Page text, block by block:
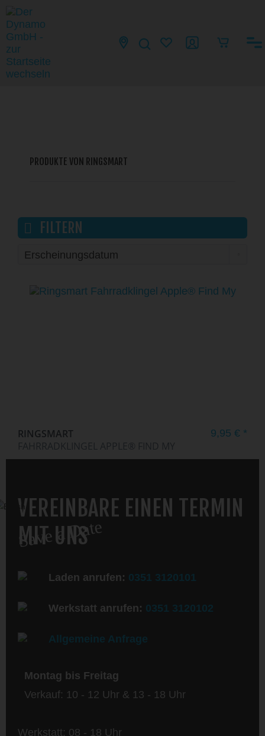
PRODUKTE VON RINGSMART
FILTERN
RINGSMART
FAHRRADKLINGEL APPLE® FIND MY
9,95 € *
Save a Date
VEREINBARE EINEN TERMIN
MIT UNS
Laden anrufen: 0351 3120101
Werkstatt anrufen: 0351 3120102
Allgemeine Anfrage
Montag bis Freitag
Verkauf: 10 - 12 Uhr & 13 - 18 Uhr
Werkstatt: 08 - 18 Uhr